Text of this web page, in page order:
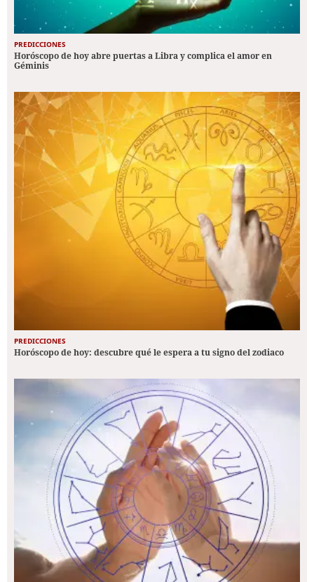
PREDICCIONES
Horóscopo de hoy abre puertas a Libra y complica el amor en
Géminis
PREDICCIONES
Horóscopo de hoy: descubre qué le espera a tu signo del zodiaco